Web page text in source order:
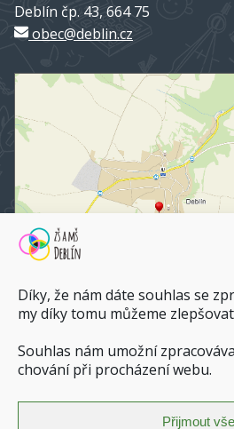
Díky, že nám dáte souhlas se
my díky tomu můžeme
Souhlas nám umožní
chování při procházení webu.
Přijmout vše
Deblín čp. 43, 664 75
obec@deblin.cz
ZŠ a MŠ Deblín na mapy.cz
Dopravní spojení do ZŠ a MŠ